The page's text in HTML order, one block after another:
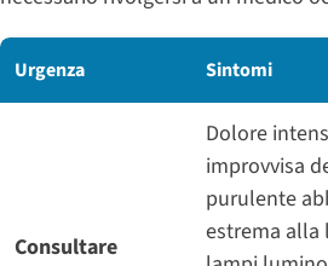
Urgenza Sintomi
Consultare
Dolore
improvvisa
purulente
estrema alla